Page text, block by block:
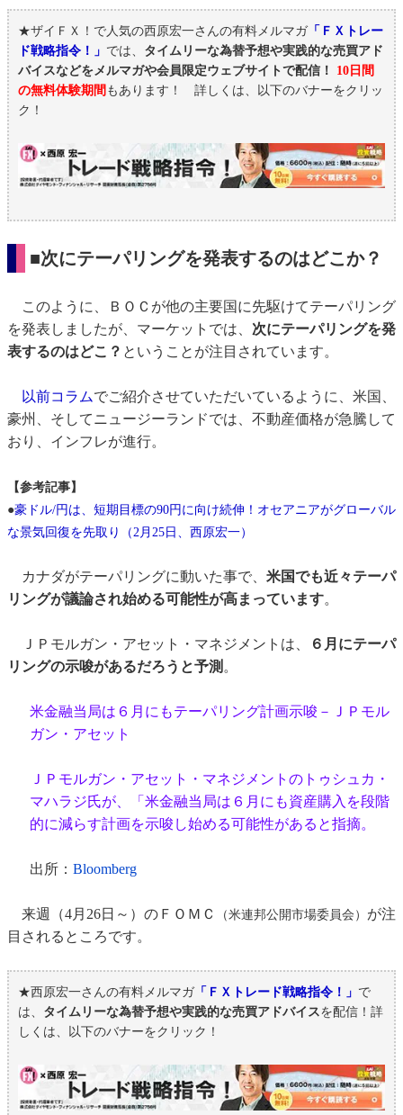
★ザイＦＸ！で人気の西原宏一さんの有料メルマガ「ＦＸトレー
ド戦略指令！」 では、 タイムリーな為替予想や実践的な売買アド
バイスなどをメルマガや会員限定ウェブサイトで配信！
10日間
の無料体験期間 もあります！ 詳しくは、以下のバナーをクリッ
ク！
■次にテーパリングを発表するのはどこか？
このように、ＢＯＣが他の主要国に先駆けてテーパリング
を発表しましたが、マーケットでは、 次にテーパリングを発
表するのはどこ？ ということが注目されています。
以前コラムでご紹介させていただいているように、米国、
豪州、そしてニュージーランドでは、不動産価格が急騰して
おり、インフレが進行。
【参考記事】
●豪ドル/円は、短期目標の90円に向け続伸！オセアニアがグローバル
な景気回復を先取り（2月25日、西原宏一）
カナダがテーパリングに動いた事で、 米国でも近々テーパ
リングが議論され始める可能性が高まっています。
ＪＰモルガン・アセット・マネジメントは、
６月にテーパ
リングの示唆があるだろうと予測 。
米金融当局は６月にもテーパリング計画示唆－ＪＰモル
ガン・アセット
ＪＰモルガン・アセット・マネジメントのトゥシュカ・
マハラジ氏が、「米金融当局は６月にも資産購入を段階
的に減らす計画を示唆し始める可能性があると指摘。
出所： Bloomberg
来週（4月26日～）のＦＯＭＣ （米連邦公開市場委員会） が注
目されるところです。
★西原宏一さんの有料メルマガ「ＦＸトレード戦略指令！」 で
は、 タイムリーな為替予想や実践的な売買アドバイスを配信！詳
しくは、以下のバナーをクリック！